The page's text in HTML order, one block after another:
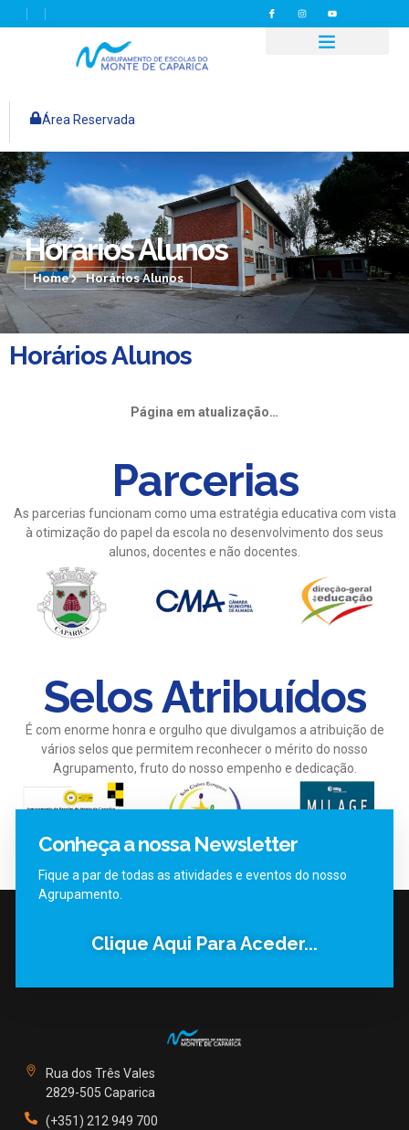
Área Reservada
Horários Alunos
Home Horários Alunos
Horários Alunos
Página em atualização…
Parcerias
As parcerias funcionam como uma estratégia educativa com vista
à otimização do papel da escola no desenvolvimento dos seus
alunos, docentes e não docentes.
Selos Atribuídos
É com enorme honra e orgulho que divulgamos a atribuição de
vários selos que permitem reconhecer o mérito do nosso
Agrupamento, fruto do nosso empenho e dedicação.
Conheça a nossa Newsletter
Fique a par de todas as atividades e eventos do nosso
Agrupamento.
Clique Aqui Para Aceder...
Rua dos Três Vales
2829-505 Caparica
(+351) 212 949 700